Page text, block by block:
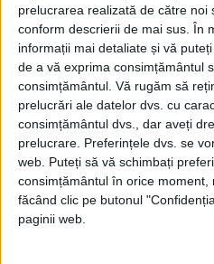
prelucrarea realizată de către noi
conform descrierii de mai sus. În
informații mai detaliate și vă
de a vă exprima consimțământul
consimțământul. Vă rugăm să
prelucrări ale datelor dvs. cu
consimțământul dvs., dar aveți
prelucrare. Preferințele dvs. se
web. Puteți să vă schimbați
consimțământul în orice moment,
făcând clic pe butonul
paginii web.
cununa de martir pe
vremea când era
Sfântul Ciprian este
înlătura farmecele și
Mâna dreapta a
făcătoare de minuni,
stânga a altarului, într-